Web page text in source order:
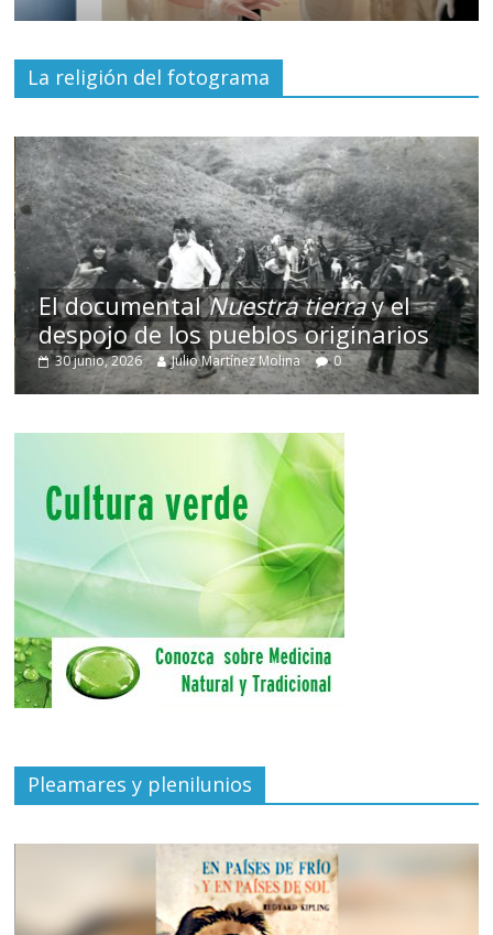
La religión del fotograma
El documentalNuestra tierray el
despojo de los pueblos originarios
30 junio, 2026 Julio Martínez Molina 0
Pleamares y plenilunios